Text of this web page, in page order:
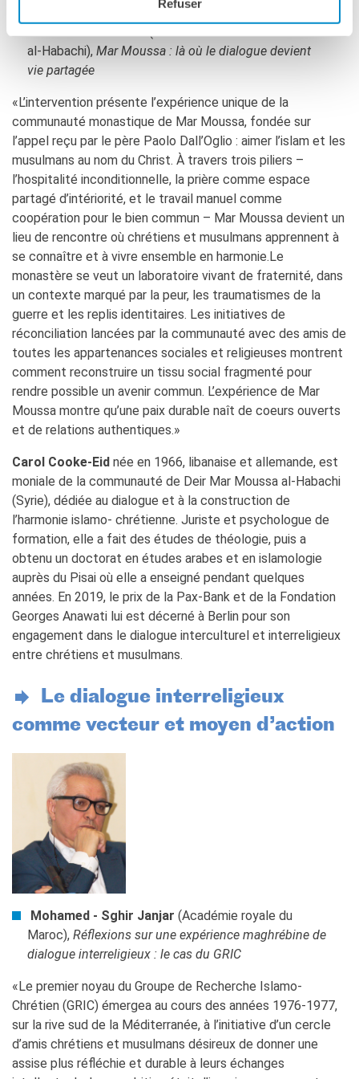
Refuser
al-Habachi),Mar Moussa : là où le dialogue devient
vie partagée
«L’intervention présente l’expérience unique de la
communauté monastique de Mar Moussa, fondée sur
l’appel reçu par le père Paolo Dall’Oglio : aimer l’islam et les
musulmans au nom du Christ. À travers trois piliers –
l’hospitalité inconditionnelle, la prière comme espace
partagé d’intériorité, et le travail manuel comme
coopération pour le bien commun – Mar Moussa devient un
lieu de rencontre où chrétiens et musulmans apprennent à
se connaître et à vivre ensemble en harmonie.Le
monastère se veut un laboratoire vivant de fraternité, dans
un contexte marqué par la peur, les traumatismes de la
guerre et les replis identitaires. Les initiatives de
réconciliation lancées par la communauté avec des amis de
toutes les appartenances sociales et religieuses montrent
comment reconstruire un tissu social fragmenté pour
rendre possible un avenir commun. L’expérience de Mar
Moussa montre qu’une paix durable naît de coeurs ouverts
et de relations authentiques.»
Carol Cooke-Eid née en 1966, libanaise et allemande, est
moniale de la communauté de Deir Mar Moussa al-Habachi
(Syrie), dédiée au dialogue et à la construction de
l’harmonie islamo- chrétienne. Juriste et psychologue de
formation, elle a fait des études de théologie, puis a
obtenu un doctorat en études arabes et en islamologie
auprès du Pisai où elle a enseigné pendant quelques
années. En 2019, le prix de la Pax-Bank et de la Fondation
Georges Anawati lui est décerné à Berlin pour son
engagement dans le dialogue interculturel et interreligieux
entre chrétiens et musulmans.​
Le dialogue interreligieux
comme vecteur et moyen d’action
Mohamed - Sghir Janjar (Académie royale du
Maroc), Réflexions sur une expérience maghrébine de
dialogue interreligieux : le cas du GRIC
«Le premier noyau du Groupe de Recherche Islamo-
Chrétien (GRIC) émergea au cours des années 1976-1977,
sur la rive sud de la Méditerranée, à l’initiative d’un cercle
d’amis chrétiens et musulmans désireux de donner une
assise plus réfléchie et durable à leurs échanges